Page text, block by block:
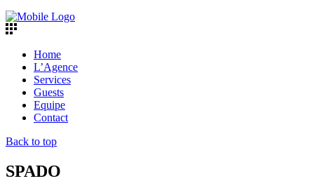
Home
L’Agence
Services
Guests
Equipe
Contact
Back to top
SPADO